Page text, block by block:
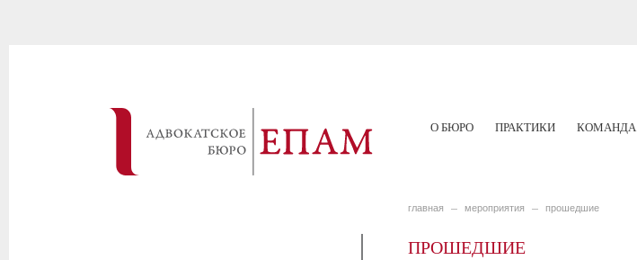
О БЮРО ПРАКТИКИ КОМАНДА
главная мероприятия прошедшие
ПРОШЕДШИЕ